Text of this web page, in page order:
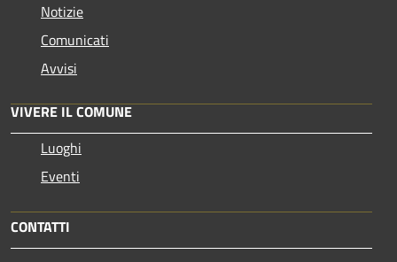
Notizie
Comunicati
Avvisi
VIVERE IL COMUNE
Luoghi
Eventi
CONTATTI